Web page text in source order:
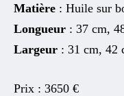
Matière : Huile sur
Longueur : 37 cm,
Largeur : 31 cm, 42
3650 €